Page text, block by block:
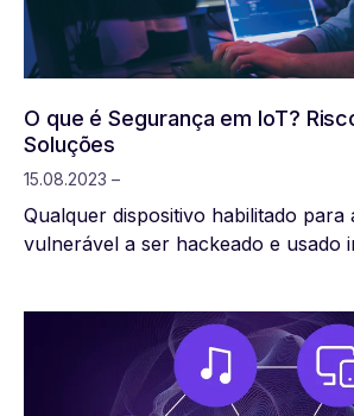
O que é Segurança em IoT?
Soluções
15.08.2023 –
Qualquer dispositivo habilitado para
vulnerável a ser hackeado e usado
para acessar dados privados,
até mesmo causar danos tangíveis.